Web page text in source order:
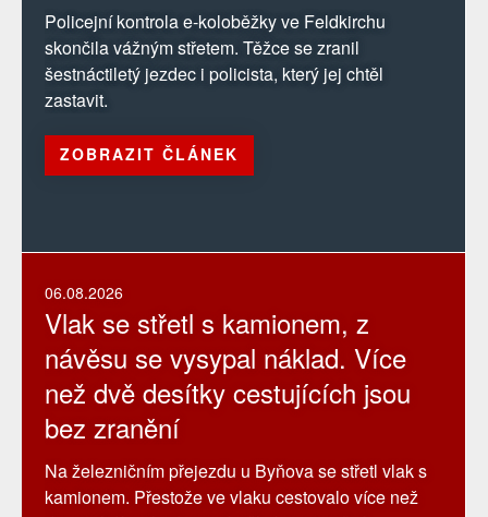
Policejní kontrola e-koloběžky ve Feldkirchu
skončila vážným střetem. Těžce se zranil
šestnáctiletý jezdec i policista, který jej chtěl
zastavit.
ZOBRAZIT ČLÁNEK
06.08.2026
Vlak se střetl s kamionem, z
návěsu se vysypal náklad. Více
než dvě desítky cestujících jsou
bez zranění
Na železničním přejezdu u Byňova se střetl vlak s
kamionem. Přestože ve vlaku cestovalo více než